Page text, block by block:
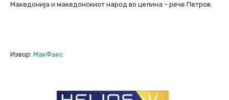
Македонија и македонскиот народ во целина – рече Петров.
Извор: МакФакс